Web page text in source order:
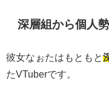
深層組から個人
彼女なぉたはもともと
たVTuberです。